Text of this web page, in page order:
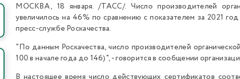
МОСКВА, 18 января. /ТАСС/. Число производителей
увеличилось на 46% по сравнению с показателем за 2021
пресс-службе Роскачества.
"По данным Роскачества, число производителей
100 в начале года до 146)", - говорится в сообщении
В настоящее время число действующих сертификатов